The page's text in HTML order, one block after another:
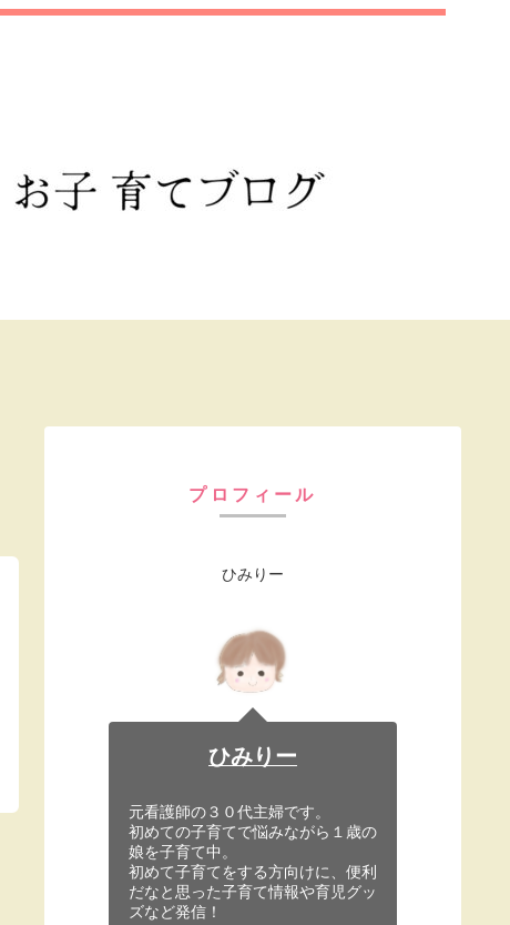
プロフィール
ひみりー
ひみりー
元看護師の３０代主婦です。
初めての子育てで悩みながら１歳の
娘を子育て中。
初めて子育てをする方向けに、便利
だなと思った子育て情報や育児グッ
ズなど発信！